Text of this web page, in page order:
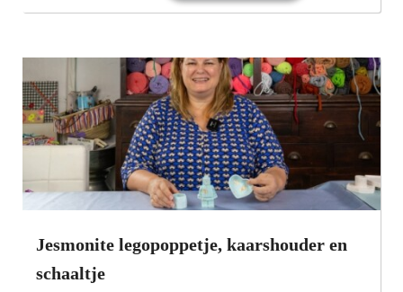
Jesmonite legopoppetje, kaarshouder en
schaaltje